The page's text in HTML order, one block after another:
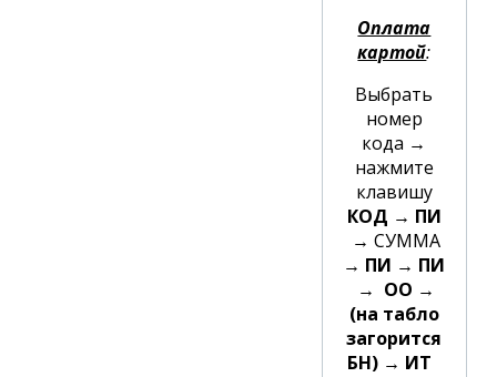
Оплата
картой:
Выбрать
номер
кода →
нажмите
клавишу
КОД → ПИ
→СУММА
→ ПИ → ПИ
→ ОО →
(на табло
загорится
БН) → ИТ